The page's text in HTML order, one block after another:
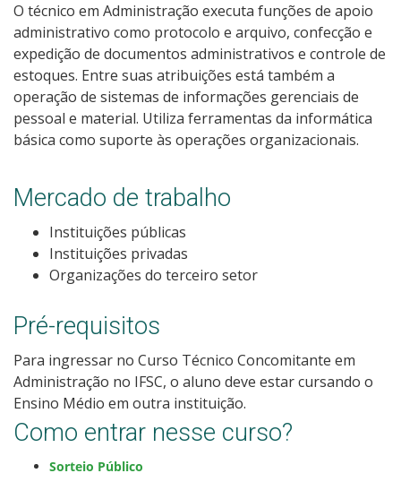
PartiuIF
Parcerias
Processo de Inscrição
Resultados
Como posso estudar no IFSC?
Calendário de inscrições
Processos Seletivos
Cotas
Orientações para comprovação de cotas
Inscrições e acompanhamento
O técnico em Administração executa funções de apoio
administrativo como protocolo e arquivo, confecção e
expedição de documentos administrativos e controle de
estoques. Entre suas atribuições está também a
operação de sistemas de informações gerenciais de
pessoal e material. Utiliza ferramentas da informática
básica como suporte às operações organizacionais.
Mercado de trabalho
Instituições públicas
Instituições privadas
Organizações do terceiro setor
Pré-requisitos
Para ingressar no Curso Técnico Concomitante em
Administração no IFSC, o aluno deve estar cursando o
Ensino Médio em outra instituição.
Como entrar nesse curso?
Sorteio Público